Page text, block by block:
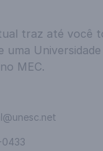
traz até você
uma
MEC.